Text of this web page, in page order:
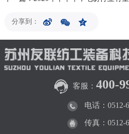
分享到：
客服： 400-
电话：0512-
传真：0512-